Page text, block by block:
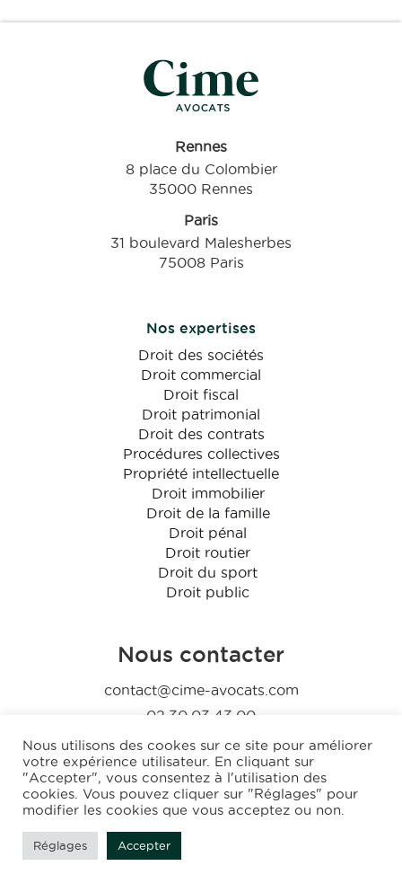
Rennes
8 place du Colombier
35000 Rennes
Paris
31 boulevard Malesherbes
75008 Paris
Nos expertises
Droit des sociétés
Droit commercial
Droit fiscal
Droit patrimonial
Droit des contrats
Procédures collectives
Propriété intellectuelle
Droit immobilier
Droit de la famille
Droit pénal
Droit routier
Droit du sport
Droit public
Nous contacter
contact@cime-avocats.com
02.30.03.43.00
Nous suivre
Nous utilisons des cookes sur ce site pour améliorer
votre expérience utilisateur. En cliquant sur
"Accepter", vous consentez à l'utilisation des
cookies. Vous pouvez cliquer sur "Réglages" pour
modifier les cookies que vous acceptez ou non.
Réglages Accepter